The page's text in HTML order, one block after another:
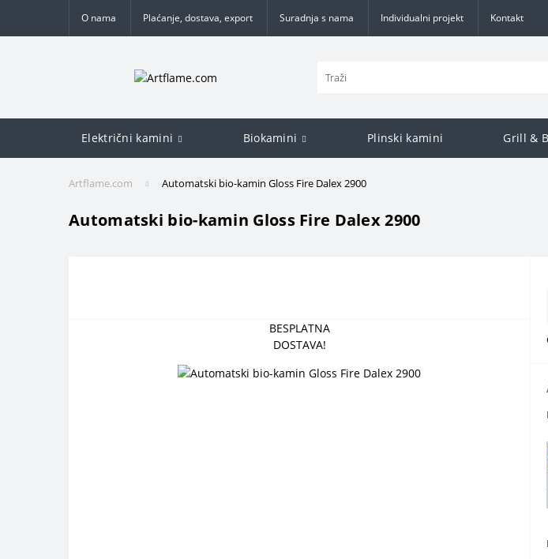
O nama Plaćanje, dostava, export Suradnja s nama Individualni projekt Kontakt
Električni kamini Biokamini Plinski kamini Grill &
Artflame.com Automatski bio-kamin Gloss Fire Dalex 2900
Automatski bio-kamin Gloss Fire Dalex 2900
BESPLATNA
DOSTAVA!